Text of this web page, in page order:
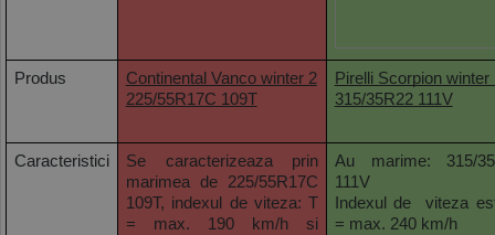
Produs
Continental Vanco winter 2
225/55R17C 109T
Pirelli Scorpion winter
315/35R22 111V
Caracteristici
Se caracterizeaza prin
marimea de 225/55R17C
109T, indexul de viteza: T
= max. 190 km/h si
Au marime: 315/
111V
Indexul de  viteza
= max. 240 km/h